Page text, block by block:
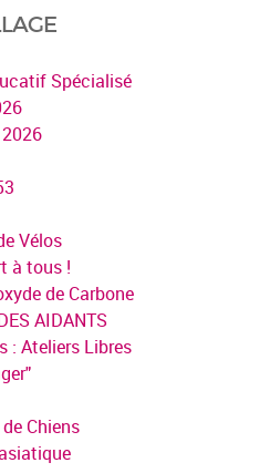
Spécialisé
Vélos
à tous !
de Carbone
AIDANTS
: Ateliers Libres
Chiens